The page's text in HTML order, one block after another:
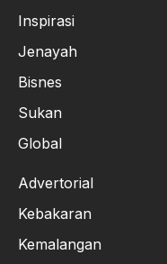
Inspirasi
Jenayah
Bisnes
Sukan
Global
Advertorial
Kebakaran
Kemalangan